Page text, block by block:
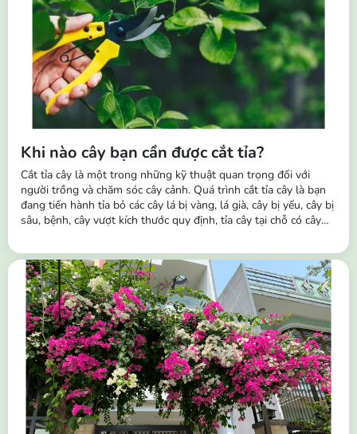
Khi nào cây bạn cần được cắt tỉa?
Cắt tỉa cây là một trong những kỹ thuật quan trọng đối với
người trồng và chăm sóc cây cảnh. Quá trình cắt tỉa cây là bạn
đang tiến hành tỉa bỏ các cây lá bị vàng, lá già, cây bị yếu, cây bị
sâu, bệnh, cây vượt kích thước quy định, tỉa cây tại chỗ có cây
chết,... Tầm quan trọng của việc cắt tỉa cây: Giúp kích thích sinh
trưởng...